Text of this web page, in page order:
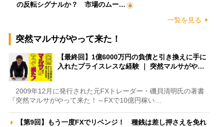
の反転シグナルか？ 市場のムー…
一覧を見る
突然マルサがやって来た！
【最終回】1億6000万円の負債と引き換えに手に
入れたプライスレスな経験 ｜ 突然マルサがや…
2009年12月に発行された元FXトレーダー・磯貝清明氏の著書
『突然マルサがやって来た！～FXで10億円稼い…
【第9回】もう一度FXでリベンジ！ 種銭は差し押さえを免れ